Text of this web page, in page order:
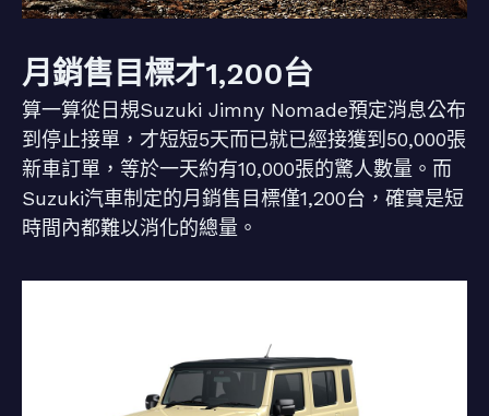
月銷售目標才1,200台
算一算從日規Suzuki Jimny Nomade預定消息公布
到停止接單，才短短5天而已就已經接獲到50,000張
新車訂單，等於一天約有10,000張的驚人數量。而
Suzuki汽車制定的月銷售目標僅1,200台，確實是短
時間內都難以消化的總量。